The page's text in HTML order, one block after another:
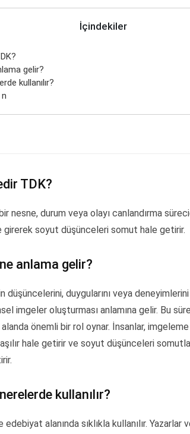
İçindekiler
gelir?
kullanılır?
TDK?
nesne, durum veya olayı canlandırma
girerek soyut düşünceleri somut hale getirir.
anlama gelir?
düşüncelerini, duygularını veya
imgeler oluşturması anlamına gelir. Bu
önemli bir rol oynar. İnsanlar,
hale getirir ve soyut düşünceleri
kullanılır?
alanında sıklıkla kullanılır. Yazarlar